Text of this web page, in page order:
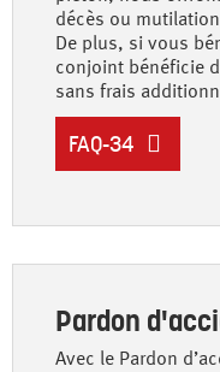
décès ou
De plus, si vous
conjoint bénéficie
sans frais
FAQ-34
Pardon
Avec le Pardon